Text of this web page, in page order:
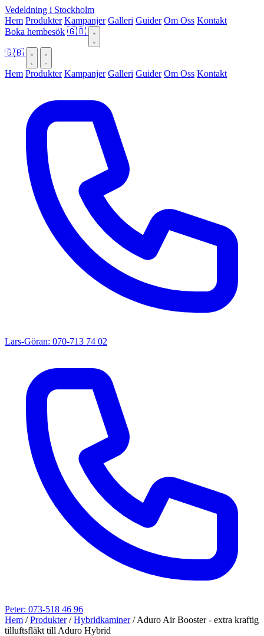
Vedeldning i Stockholm
Hem Produkter Kampanjer Galleri Guider Om Oss Kontakt
Boka hembesök 🇬🇧
🇬🇧
Hem Produkter Kampanjer Galleri Guider Om Oss Kontakt
Lars-Göran: 070-713 74 02
Peter: 073-518 46 96
Hem / Produkter / Hybridkaminer / Aduro Air Booster - extra kraftig
tilluftsfläkt till Aduro Hybrid